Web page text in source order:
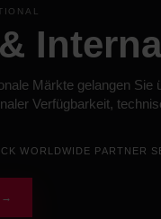
Märkte gelangen Sie
Verfügbarkeit,
WORLDWIDE PARTNER
→